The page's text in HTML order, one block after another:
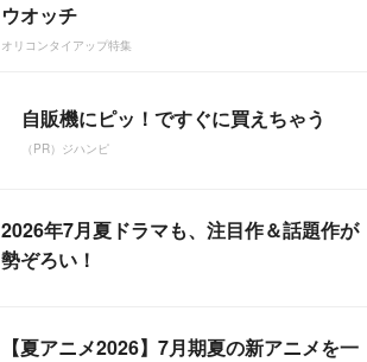
ウオッチ
オリコンタイアップ特集
自販機にピッ！ですぐに買えちゃう
（PR）ジハンピ
2026年7月夏ドラマも、注目作＆話題作が
勢ぞろい！
【夏アニメ2026】7月期夏の新アニメを一